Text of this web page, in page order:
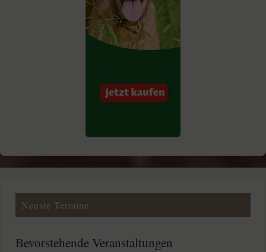
Neuste Termine
Bevorstehende Veranstaltungen